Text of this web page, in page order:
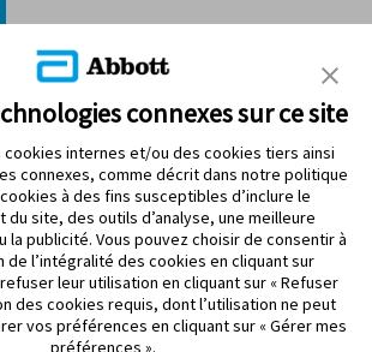
cookies
droits réservés. La forme circulaire du boîtier
connexes sur ce site
cookies internes et/ou des cookies tiers ainsi
connexes, comme décrit dans notre politique
à des fins susceptibles d’inclure le
site, des outils d’analyse, une meilleure
la publicité. Vous pouvez choisir de consentir à
de l’intégralité des cookies en cliquant sur
leur utilisation en cliquant sur « Refuser
des cookies requis, dont l’utilisation ne peut
vos préférences en cliquant sur « Gérer mes
préférences ».